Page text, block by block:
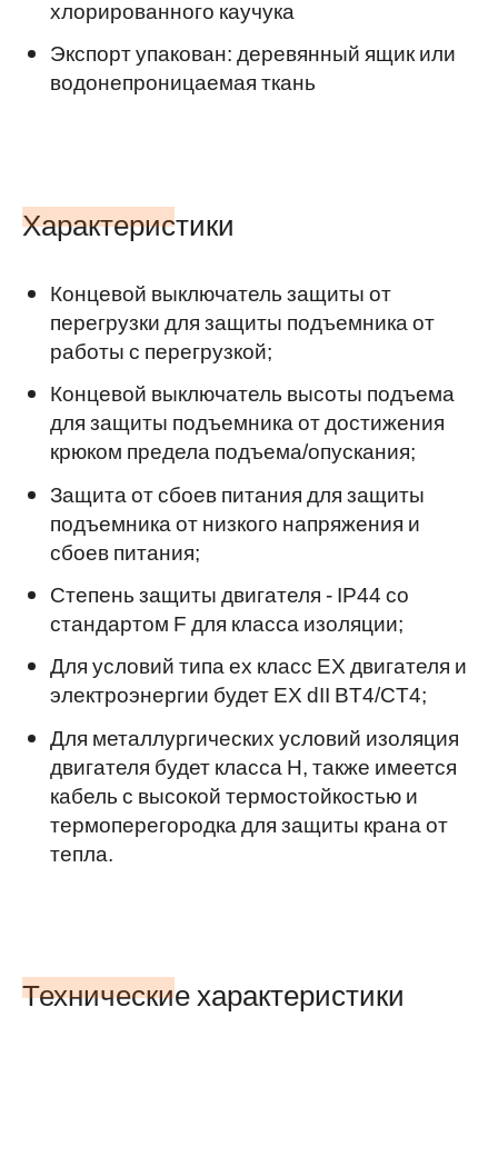
хлорированного каучука
Экспорт упакован: деревянный ящик или
водонепроницаемая ткань
Характеристики
Концевой выключатель защиты от
перегрузки для защиты подъемника от
работы с перегрузкой;
Концевой выключатель высоты подъема
для защиты подъемника от достижения
крюком предела подъема/опускания;
Защита от сбоев питания для защиты
подъемника от низкого напряжения и
сбоев питания;
Степень защиты двигателя - IP44 со
стандартом F для класса изоляции;
Для условий типа ex класс EX двигателя и
электроэнергии будет EX dII BT4/CT4;
Для металлургических условий изоляция
двигателя будет класса H, также имеется
кабель с высокой термостойкостью и
термоперегородка для защиты крана от
тепла.
Технические характеристики